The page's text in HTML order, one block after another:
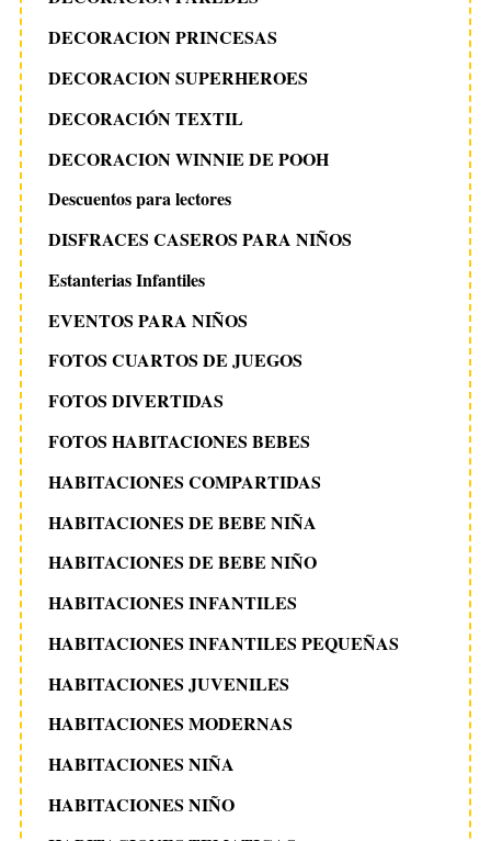
DECORACION PRINCESAS
DECORACION SUPERHEROES
DECORACIÓN TEXTIL
DECORACION WINNIE DE POOH
Descuentos para lectores
DISFRACES CASEROS PARA NIÑOS
Estanterias Infantiles
EVENTOS PARA NIÑOS
FOTOS CUARTOS DE JUEGOS
FOTOS DIVERTIDAS
FOTOS HABITACIONES BEBES
HABITACIONES COMPARTIDAS
HABITACIONES DE BEBE NIÑA
HABITACIONES DE BEBE NIÑO
HABITACIONES INFANTILES
HABITACIONES INFANTILES PEQUEÑAS
HABITACIONES JUVENILES
HABITACIONES MODERNAS
HABITACIONES NIÑA
HABITACIONES NIÑO